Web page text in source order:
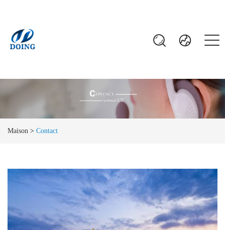
Maison > Contact